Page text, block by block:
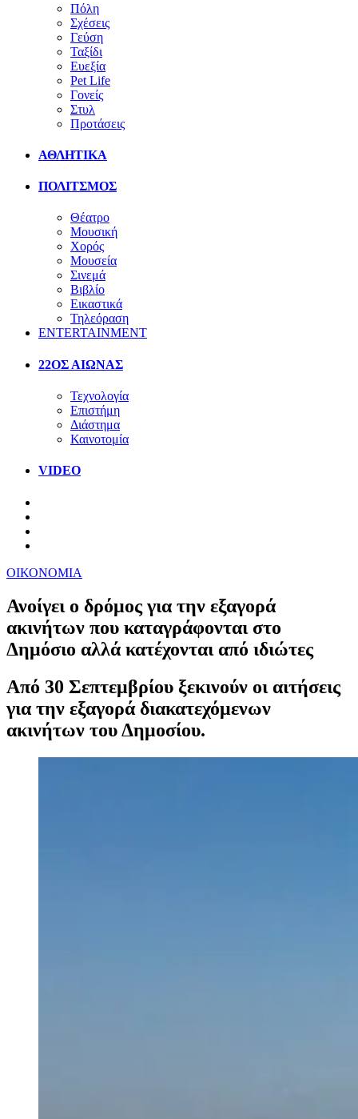
Πόλη
Σχέσεις
Γεύση
Ταξίδι
Ευεξία
Pet Life
Γονείς
Στυλ
Προτάσεις
ΑΘΛΗΤΙΚΑ
ΠΟΛΙΤΣΜΟΣ
Θέατρο
Μουσική
Χορός
Μουσεία
Σινεμά
Βιβλίο
Εικαστικά
Τηλεόραση
ENTERTAINMENT
22ΟΣ ΑΙΩΝΑΣ
Τεχνολογία
Επιστήμη
Διάστημα
Καινοτομία
VIDEO
ΟΙΚΟΝΟΜΙΑ
Ανοίγει ο δρόμος για την εξαγορά
ακινήτων που καταγράφονται στο
Δημόσιο αλλά κατέχονται από ιδιώτες
Από 30 Σεπτεμβρίου ξεκινούν οι αιτήσεις
για την εξαγορά διακατεχόμενων
ακινήτων του Δημοσίου.